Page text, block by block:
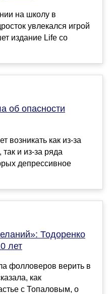
на школу в
увлекался игрой
издание Life со
об опасности
возникать как из-за
и из-за ряда
депрессивное
Тодоренко
лет
фолловеров верить в
как
с Топаловым, о